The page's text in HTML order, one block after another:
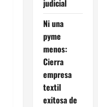
judicial
Ni una
pyme
menos:
Cierra
empresa
textil
exitosa de